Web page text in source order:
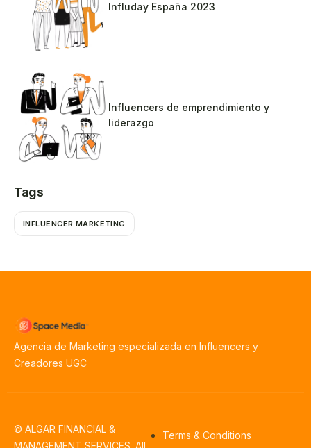
Influday España 2023
Influencers de emprendimiento y
liderazgo
Tags
INFLUENCER MARKETING
Agencia de Marketing especializada en Influencers y
Creadores UGC
© ALGAR FINANCIAL &
MANAGEMENT SERVICES. All
Terms & Conditions